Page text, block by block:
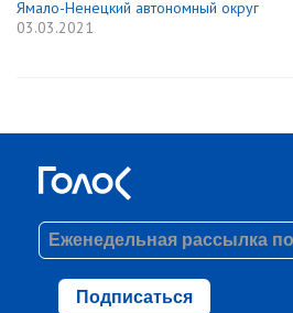
Ямало-Ненецкий автономный округ
03.03.2021
Подписаться